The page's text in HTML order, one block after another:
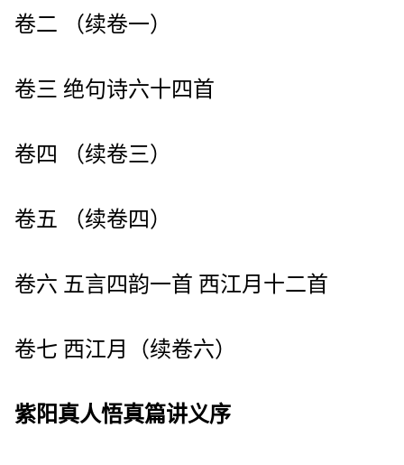
卷二 （续卷一）
卷三 绝句诗六十四首
卷四 （续卷三）
卷五 （续卷四）
卷六 五言四韵一首 西江月十二首
卷七 西江月（续卷六）
紫阳真人悟真篇讲义序